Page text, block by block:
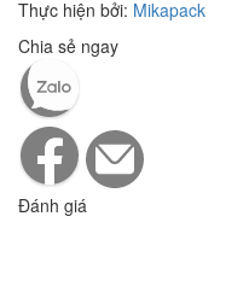
Thực hiện bởi: Mikapack
Chia sẻ ngay
Đánh giá